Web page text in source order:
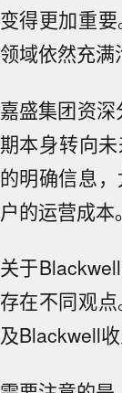
变得更加重
领域依然充满
嘉盛集团资
期本身转向
的明确信息
户的运营成本
关于
存在不同观
及Blackwell收